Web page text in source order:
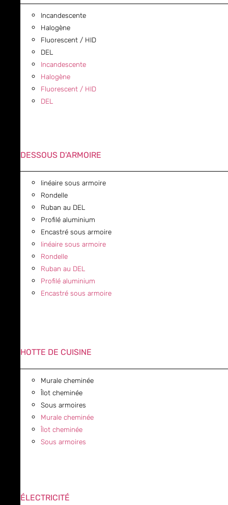
Incandescente
Halogène
Fluorescent / HID
DEL
Incandescente
Halogène
Fluorescent / HID
DEL
DESSOUS D'ARMOIRE
linéaire sous armoire
Rondelle
Ruban au DEL
Profilé aluminium
Encastré sous armoire
linéaire sous armoire
Rondelle
Ruban au DEL
Profilé aluminium
Encastré sous armoire
HOTTE DE CUISINE
Murale cheminée
Îlot cheminée
Sous armoires
Murale cheminée
Îlot cheminée
Sous armoires
ÉLECTRICITÉ